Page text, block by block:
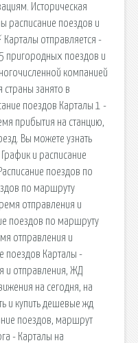
Историческая
расписание поездов и
Карталы отправляется -
пригородных поездов и
компанией
страны занято в
поездов Карталы 1 -
прибытия на станцию,
Вы можете узнать
и расписание
поездов по
по маршруту
отправления и
поездов по маршруту
отправления и
поездов Карталы -
и отправления, ЖД
на сегодня, на
и купить дешевые жд
поездов, маршрут
- Карталы на